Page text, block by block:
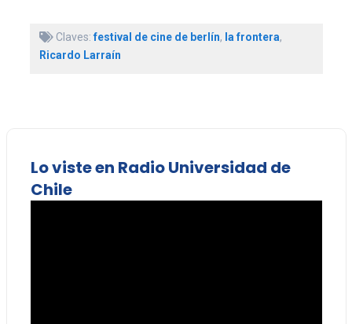
Claves:festival de cine de berlín, la frontera,
Ricardo Larraín
Lo viste en Radio Universidad de
Chile